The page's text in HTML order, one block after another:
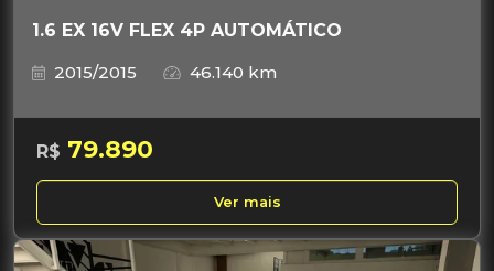
1.6 EX 16V FLEX 4P AUTOMÁTICO
2015/2015
46.140 km
R$ 79.890
Ver mais